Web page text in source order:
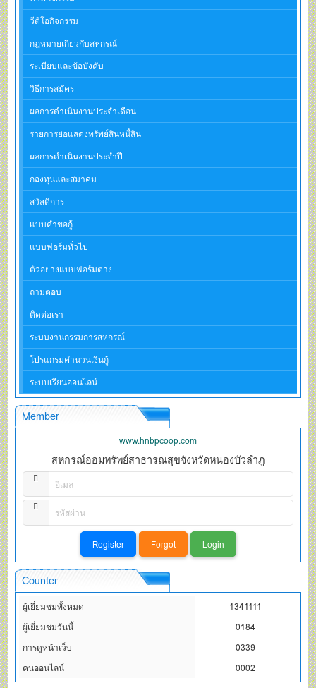
วีดีโอกิจกรรม
กฎหมายเกี่ยวกับสหกรณ์
ระเบียบและข้อบังคับ
วิธีการสมัคร
ผลการดำเนินงานประจำเดือน
รายการย่อแสดงทรัพย์สินหนี้สิน
ผลการดำเนินงานประจำปี
กองทุนและสมาคม
สวัสดิการ
แบบคำขอกู้
แบบฟอร์มทั่วไป
ตัวอย่างแบบฟอร์มต่าง
ถามตอบ
ติดต่อเรา
ระบบงานกรรมการสหกรณ์
โปรแกรมคำนวนเงินกู้
ระบบเรียนออนไลน์
Member
www.hnbpcoop.com
สหกรณ์ออมทรัพย์สาธารณสุขจังหวัดหนองบัวลำภู
Counter
ผู้เยี่ยมชมทั้งหมด
1341111
ผู้เยี่ยมชมวันนี้
0184
การดูหน้าเว็บ
0339
คนออนไลน์
0002